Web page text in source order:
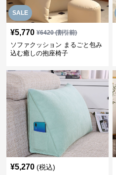
SALE
¥5,770 ¥6420(割引前)
ソファクッション まるごと包み
込む癒しの抱座椅子
¥5,270 (税込)